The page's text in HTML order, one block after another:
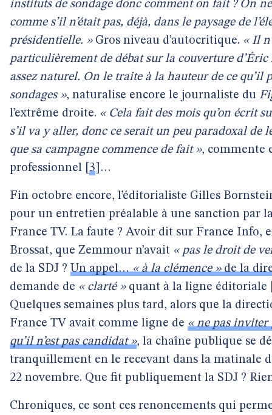
instituts de sondage donc comment on fait ? On
comme s’il n’était pas, déjà, dans le paysage de
présidentielle. »Gros niveau d’autocritique. « Il
particulièrement de débat sur la couverture d’Éric
assez naturel. On le traite à la hauteur de ce qu’il
sondages », naturalise encore le journaliste du
l’extrême droite. « Cela fait des mois qu’on écrit
s’il va y aller, donc ce serait un peu paradoxal de
que sa campagne commence de fait », commente
professionnel 3 …
Fin octobre encore, l’éditorialiste Gilles
pour un entretien préalable à une sanction par
France TV. La faute ? Avoir dit sur France Info,
Brossat, que Zemmour n’avait « pas le droit de
de la SDJ ? Un appel…« à la clémence »de la
demande de « clarté »quant à la ligne éditoriale
Quelques semaines plus tard, alors que la
France TV avait comme ligne de « ne pas
qu’il n’est pas candidat », la chaîne publique se
tranquillement en le recevant dans la matinale
22 novembre. Que fit publiquement la SDJ ?
Chroniques, ce sont ces renoncements qui